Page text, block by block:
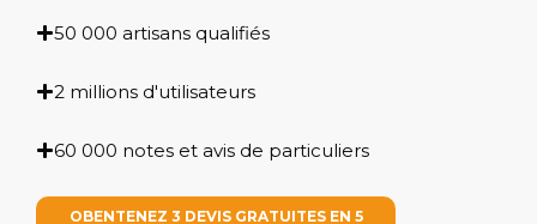
50 000 artisans qualifiés
2 millions d'utilisateurs
60 000 notes et avis de particuliers
OBENTENEZ 3 DEVIS GRATUITES EN 5